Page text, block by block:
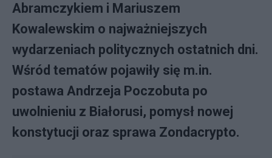
Abramczykiem i Mariuszem
Kowalewskim o najważniejszych
wydarzeniach politycznych ostatnich dni.
Wśród tematów pojawiły się m.in.
postawa Andrzeja Poczobuta po
uwolnieniu z Białorusi, pomysł nowej
konstytucji oraz sprawa Zondacrypto.